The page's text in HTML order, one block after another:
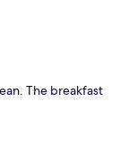
The breakfast